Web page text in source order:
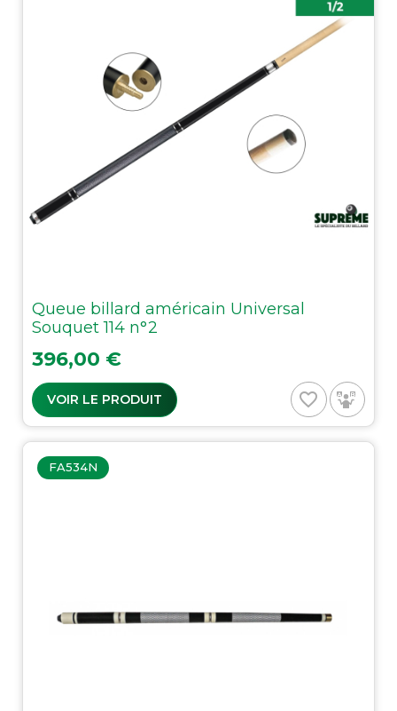
Queue billard américain Universal
Souquet 114 n°2
Prix
396,00 €
VOIR LE PRODUIT favorite_border
FA534N